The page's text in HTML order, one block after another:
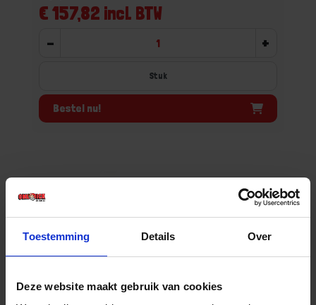
Toestemming Details Over
Deze website maakt gebruik van cookies
€ 157,82 incl. BTW
- +
Stuk
Bestel nu!